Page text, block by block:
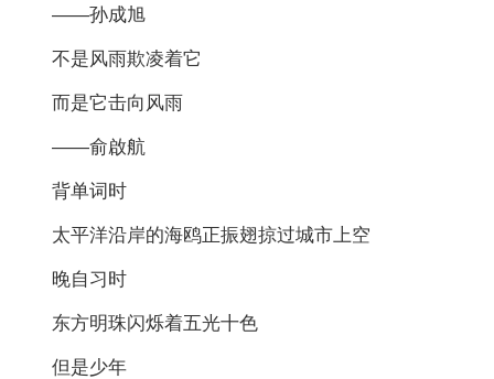
——孙成旭
不是风雨欺凌着它
而是它击向风雨
——俞啟航
背单词时
太平洋沿岸的海鸥正振翅掠过城市上空
晚自习时
东方明珠闪烁着五光十色
但是少年